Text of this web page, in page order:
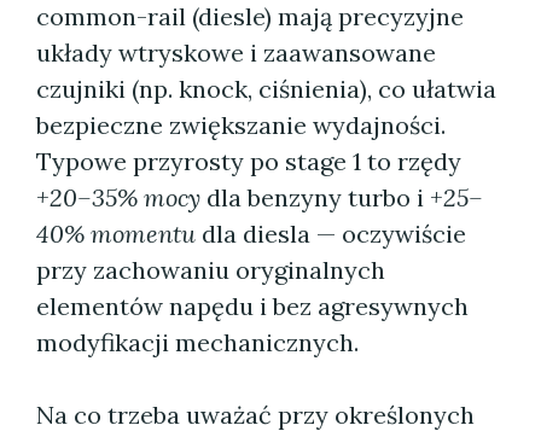
common-rail (diesle) mają precyzyjne
układy wtryskowe i zaawansowane
czujniki (np. knock, ciśnienia), co ułatwia
bezpieczne zwiększanie wydajności.
Typowe przyrosty po stage 1 to rzędy
+20–35% mocy dla benzyny turbo i +25–
40% momentu dla diesla — oczywiście
przy zachowaniu oryginalnych
elementów napędu i bez agresywnych
modyfikacji mechanicznych.
Na co trzeba uważać przy określonych